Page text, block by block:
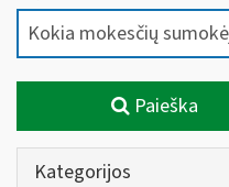
Paieška
Kategorijos